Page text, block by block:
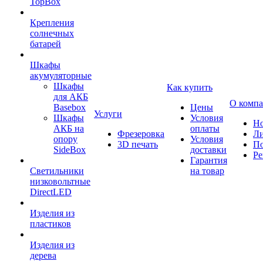
Крепления
солнечных
батарей
Шкафы
акумуляторные
Шкафы
для АКБ
Basebox
Шкафы
АКБ на
опору
SideBox
Светильники
низковольтные
DirectLED
Изделия из
пластиков
Изделия из
дерева
Услуги
Фрезеровка
3D печать
Как купить
Цены
Условия
оплаты
Условия
доставки
Гарантия
на товар
О